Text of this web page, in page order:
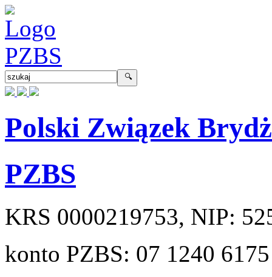
Polski Związek
PZBS
KRS 0000219753, NIP:
konto PZBS: 07 1240